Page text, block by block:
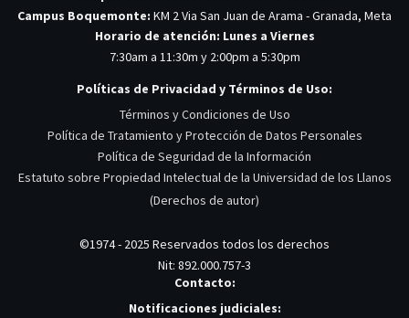
Campus Boquemonte: KM 2 Via San Juan de Arama - Granada, Meta
Horario de atención: Lunes a Viernes
7:30am a 11:30m y 2:00pm a 5:30pm
Políticas de Privacidad y Términos de Uso:
Términos y Condiciones de Uso
Política de Tratamiento y Protección de Datos Personales
Política de Seguridad de la Información
Estatuto sobre Propiedad Intelectual de la Universidad de los Llanos
(Derechos de autor)
©1974 - 2025 Reservados todos los derechos
Nit: 892.000.757-3
Contacto:
Notificaciones judiciales: